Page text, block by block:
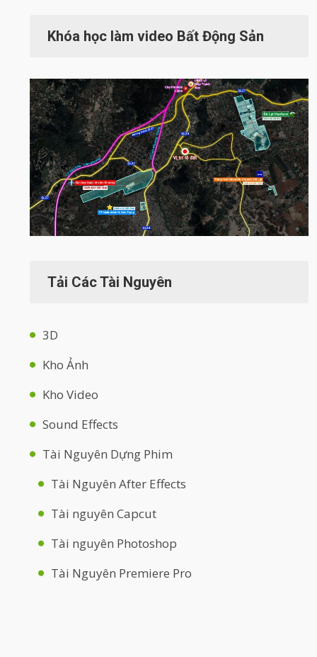
Khóa học làm video Bất Động Sản
Tải Các Tài Nguyên
3D
Kho Ảnh
Kho Video
Sound Effects
Tài Nguyên Dựng Phim
Tài Nguyên After Effects
Tài nguyên Capcut
Tài nguyên Photoshop
Tài Nguyên Premiere Pro